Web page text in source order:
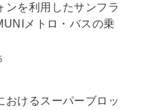
ンを利用したサンフラ
メトロ・バスの乗
おけるスーパーブロッ